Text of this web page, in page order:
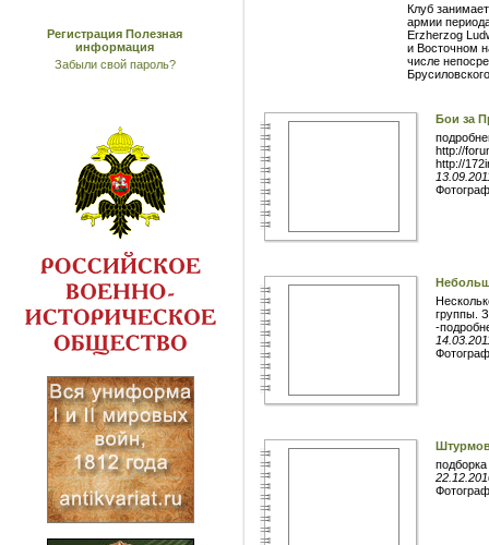
Регистрация Полезная
информация
Забыли свой пароль?
Клуб
армии
Erzherzog
и Восточном
числе
Бои за
http://
http://
группы.
-